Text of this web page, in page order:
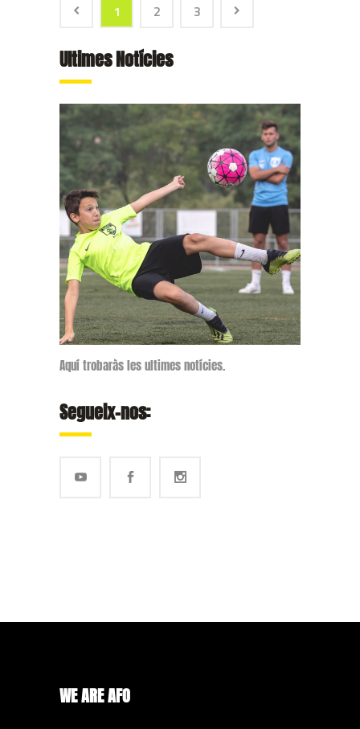
1 2 3
Ultimes Notícies
Aquí trobaràs les ultimes notícies.
Segueix-nos:
WE ARE AFO